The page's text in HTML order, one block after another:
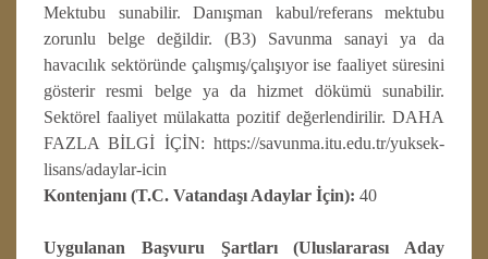
Mektubu sunabilir. Danışman kabul/referans mektubu
zorunlu belge değildir. (B3) Savunma sanayi ya da
havacılık sektöründe çalışmış/çalışıyor ise faaliyet süresini
gösterir resmi belge ya da hizmet dökümü sunabilir.
Sektörel faaliyet mülakatta pozitif değerlendirilir. DAHA
FAZLA BİLGİ İÇİN: https://savunma.itu.edu.tr/yuksek-
lisans/adaylar-icin
Kontenjanı (T.C. Vatandaşı Adaylar İçin): 40
Uygulanan Başvuru Şartları (Uluslararası Aday